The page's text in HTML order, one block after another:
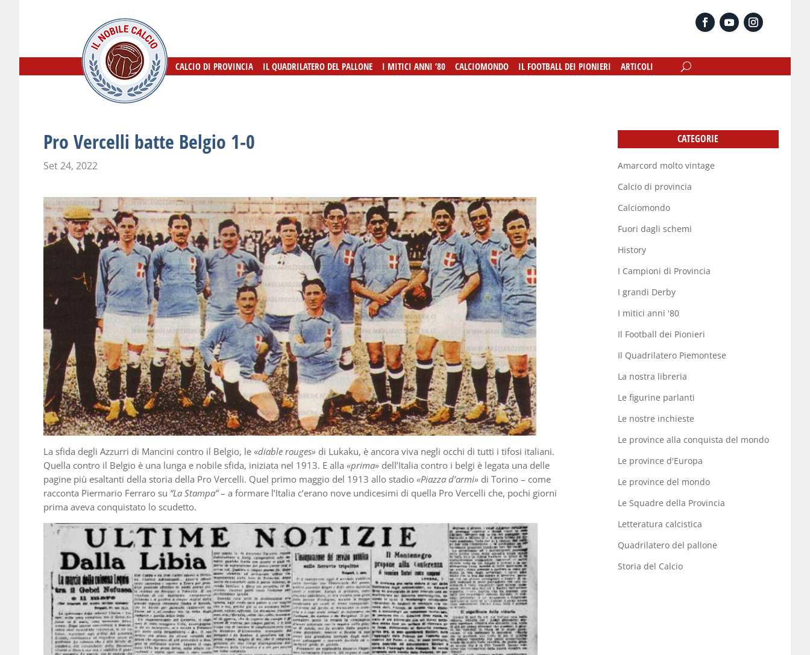
CALCIO DI PROVINCIA IL QUADRILATERO DEL PALLONE I MITICI ANNI ’80 CALCIOMONDO IL FOOTBALL DEI PIONIERI ARTICOLI
CALCIO DI PROVINCIA IL QUADRILATERO DEL PALLONE I MITICI ANNI ’80 CALCIOMONDO IL FOOTBALL DEI PIONIERI ARTICOLI
Pro Vercelli batte Belgio 1-0
Set 24, 2022
La sfida degli Azzurri di Mancini contro il Belgio, le «diable rouges» di Lukaku, è ancora viva negli occhi di tutti i tifosi italiani.
Quella contro il Belgio è una lunga e nobile sfida, iniziata nel 1913. E alla «prima» dell’Italia contro i belgi è legata una delle
pagine più esaltanti della storia della Pro Vercelli. Quel primo maggio del 1913 allo stadio «Piazza d’armi» di Torino – come
racconta Piermario Ferraro su “La Stampa”– a formare l’Italia c’erano nove undicesimi di quella Pro Vercelli che, pochi giorni
prima aveva conquistato lo scudetto.
CATEGORIE
Amarcord molto vintage
Calcio di provincia
Calciomondo
Fuori dagli schemi
History
I Campioni di Provincia
I grandi Derby
I mitici anni '80
Il Football dei Pionieri
Il Quadrilatero Piemontese
La nostra libreria
Le figurine parlanti
Le nostre inchieste
Le province alla conquista del mondo
Le province d'Europa
Le province del mondo
Le Squadre della Provincia
Letteratura calcistica
Quadrilatero del pallone
Storia del Calcio